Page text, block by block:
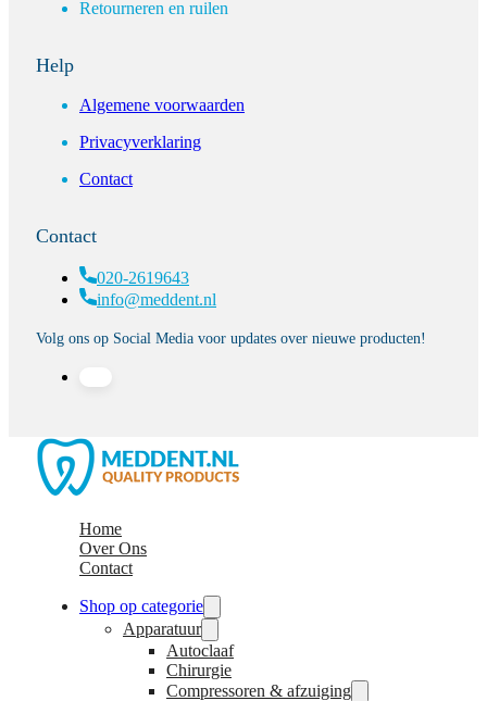
Retourneren en ruilen
Help
Algemene voorwaarden
Privacyverklaring
Contact
Contact
020-2619643
info@meddent.nl
Volg ons op Social Media voor updates over nieuwe producten!
Home
Over Ons
Contact
Shop op categorie
Apparatuur
Autoclaaf
Chirurgie
Compressoren & afzuiging